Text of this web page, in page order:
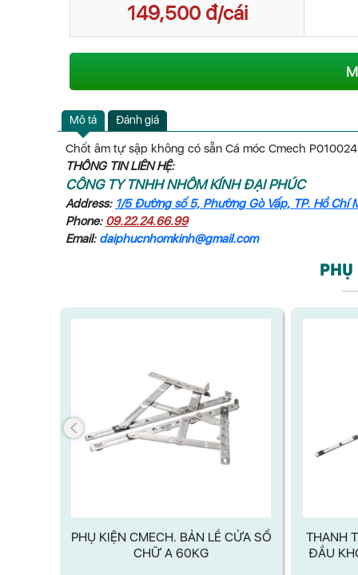
149,500 đ/cái
Mô tả Đánh giá
Chốt âm tự sập không có sẵn Cá móc Cmech
THÔNG TIN LIÊN HỆ:
CÔNG TY TNHH NHÔM KÍNH ĐẠI PHÚC
Address: 1/5 Đường số 5, Phường Gò Vấp, TP. Hồ Chí
Phone: 09.22.24.66.99
Email: daiphucnhomkinh@gmail.com
PHỤ KIỆN CMECH. BẢN LỀ CỬA SỔ
CHỮ A 60KG
THANH
ĐẦU